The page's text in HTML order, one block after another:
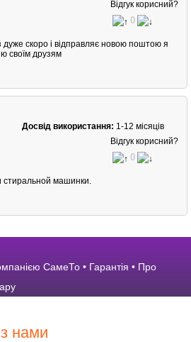
Відгук корисний?
0
скоро і відправляє новою поштою я
своїм друзям
Досвід використання: 1-12 місяців
Відгук корисний?
0
стиральной машинки.
СамеТо • Гарантія • Про
нами